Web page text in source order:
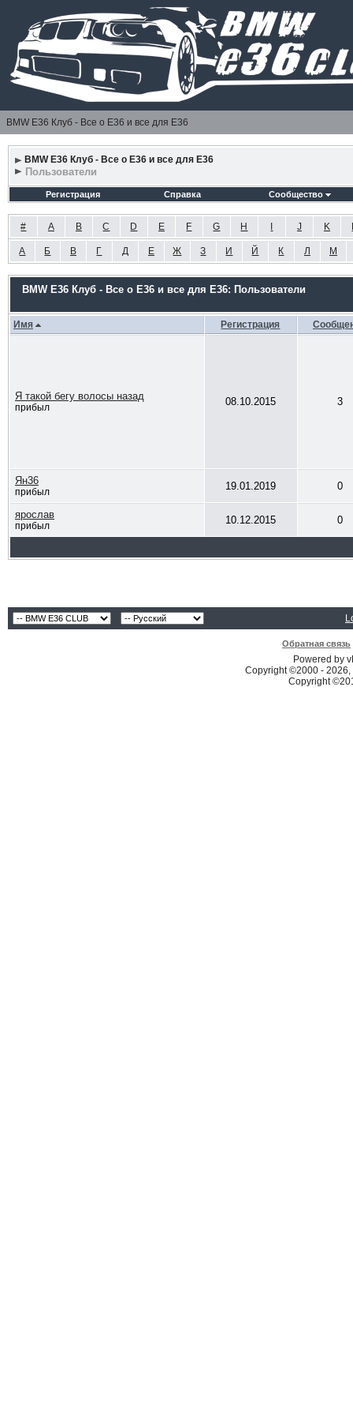
BMW E36 Клуб - Все о Е36 и все для Е36
BMW E36 Клуб - Все о Е36 и все для Е36
Пользователи
Регистрация Справка Сообщество
# A B C D E F G H J K
А Б В Г Д Е Ж З И Й К Л М
BMW E36 Клуб - Все о Е36 и все для Е36: Пользователи
Имя Регистрация
Я такой бегу волосы назад
прибыл 08.10.2015 3
Ян36
прибыл 19.01.2019 0
ярослав
прибыл 10.12.2015 0
Обратная связь
Powered by
Copyright ©2000 -
Copyright